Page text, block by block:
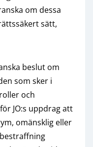
om dessa
sätt,
beslut om
som sker i
och
JO:s uppdrag att
omänsklig eller